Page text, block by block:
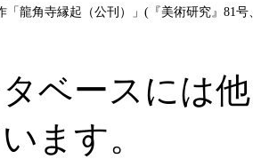
「龍角寺縁起（公刊）」(『美術研究』81号
ベースには
ます。